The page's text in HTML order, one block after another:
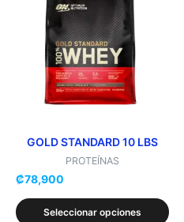
GOLD STANDARD 10 LBS
PROTEÍNAS
₡78,900
Seleccionar opciones
tiene
múltiples
variantes.
Las
opciones
se
elegir
en
página
de